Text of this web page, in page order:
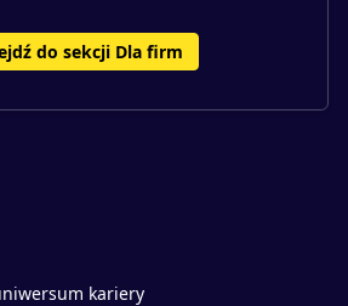
do sekcji Dla firm
kariery